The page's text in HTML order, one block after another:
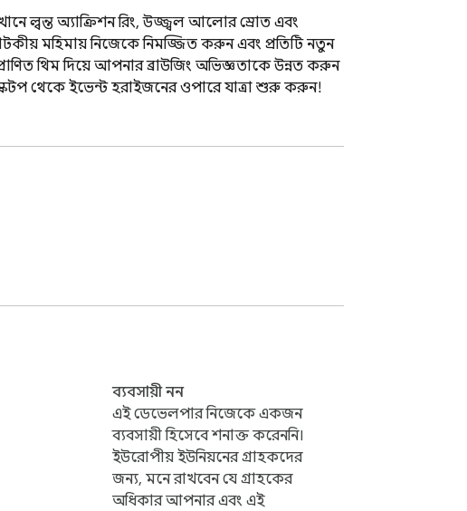
জ্বলন্ত অ্যাক্রিশন রিং, উজ্জ্বল আলোর স্রোত এবং
মহিমায় নিজেকে নিমজ্জিত করুন এবং প্রতিটি নতুন
থিম দিয়ে আপনার ব্রাউজিং অভিজ্ঞতাকে উন্নত করুন
থেকে ইভেন্ট হরাইজনের ওপারে যাত্রা শুরু করুন!
ব্যবসায়ী নন
এই ডেভেলপার নিজেকে একজন
ব্যবসায়ী হিসেবে শনাক্ত করেননি।
ইউরোপীয় ইউনিয়নের গ্রাহকদের
জন্য, মনে রাখবেন যে গ্রাহকের
অধিকার আপনার এবং এই